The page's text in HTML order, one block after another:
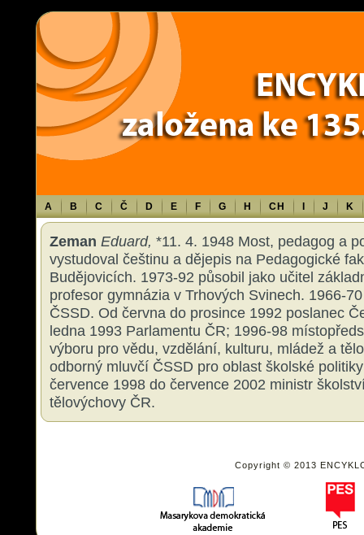
Warning: Use of undefined constant TXT - assumed 'TXT' (this will throw
content/themes/sablona/functions.php
A B C Č D E F G H CH J K
Zeman Eduard, *11. 4. 1948 Most, pedagog a
vystudoval češtinu a dějepis na Pedagogické
Budějovicích. 1973-92 působil jako učitel
profesor gymnázia v Trhových Svinech. 1966-
ČSSD. Od června do prosince 1992 poslanec
ledna 1993 Parlamentu ČR; 1996-98
výboru pro vědu, vzdělání, kulturu, mládež a
odborný mluvčí ČSSD pro oblast školské
července 1998 do července 2002 ministr
tělovýchovy ČR.
Copyright © 2013